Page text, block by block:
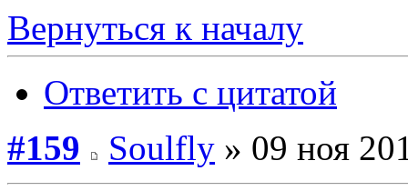
Вернуться к началу
Ответить с цитатой
#159
Soulfly » 09 ноя